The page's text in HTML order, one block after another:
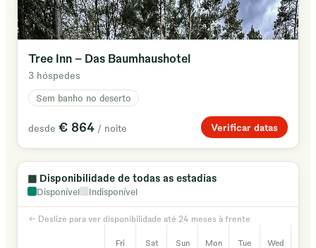
Tree Inn - Das Baumhaushotel
3 hóspedes
Sem banho no deserto
desde € 864 / noite Verificar datas
▦ Disponibilidade de todas as estadias
Disponível Indisponível
← Deslize para ver disponibilidade até 24 meses à frente
Fri Sat Sun Mon Tue Wed